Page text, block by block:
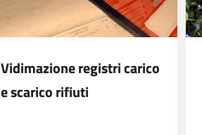
Vidimazione registri carico
e scarico rifiuti